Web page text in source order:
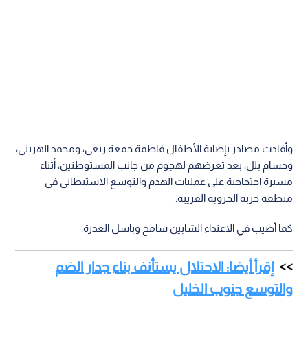
وأفادت مصادر بإصابة الأطفال فاطمة جمعة ربعي، ومحمد الهريني،
وحسام بلل، بعد تعرضهم لهجوم من جانب المستوطنين، أثناء
مسيرة احتجاجية على عمليات الهدم والتوسع الاستيطاني في
منطقة خربة الخروبة القريبة.
كما أصيب في الاعتداء الشابين سامح وباسل العدرة.
إقرأ أيضا: الاحتلال يستأنف بناء جدار الضم
والتوسع جنوب الخليل